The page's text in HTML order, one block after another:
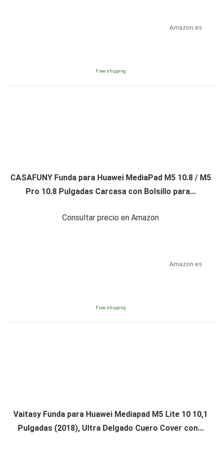
Amazon.es
Free shipping
CASAFUNY Funda para Huawei MediaPad M5 10.8 / M5
Pro 10.8 Pulgadas Carcasa con Bolsillo para...
Consultar precio en Amazon
Amazon.es
Free shipping
Vaitasy Funda para Huawei Mediapad M5 Lite 10 10,1
Pulgadas (2018), Ultra Delgado Cuero Cover con...